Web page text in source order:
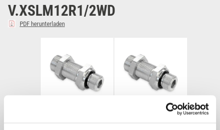
V.XSLM12R1/2WD
PDF herunterladen
Schottverschraubung M18x1,5 Schott, 1/2" WD mit Weichdichtung